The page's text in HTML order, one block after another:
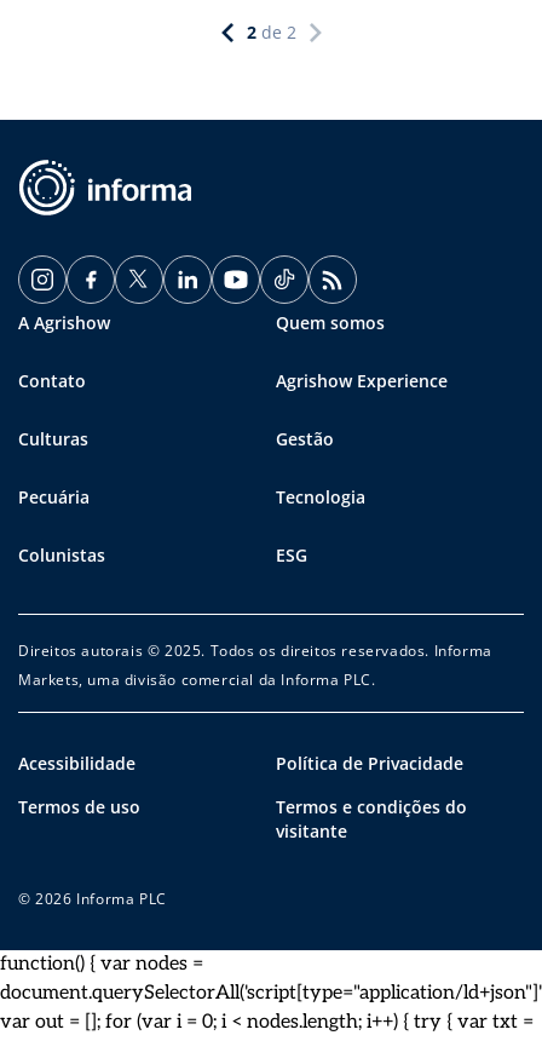
2 de 2
A Agrishow Quem somos
Contato Agrishow Experience
Culturas Gestão
Pecuária Tecnologia
Colunistas ESG
Direitos autorais © 2025. Todos os direitos reservados. Informa
Markets, uma divisão comercial da Informa PLC.
Acessibilidade
Política de Privacidade
Termos de uso
Termos e condições do
visitante
© 2026 Informa PLC
function() { var nodes =
document.querySelectorAll('script[type="application/
var out = []; for (var i = 0; i < nodes.length; i++) { try { var txt =